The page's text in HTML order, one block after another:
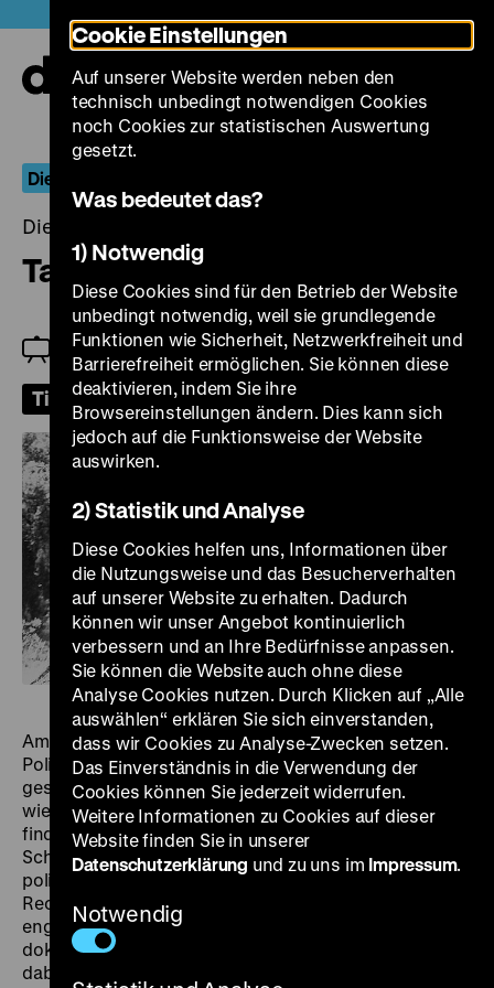
zum
Seiteninhalt
springen
Die Bilderwelten des Jonatan Briel
Dienstag, 08. September 2026, 19.00 Uhr
Tago Mago
Einführung: Patrick Holzapfel
Tickets
Am 31. Juli 1914 wird der sozialistische französische
Politiker Jean Jaurès von dem nationalistisch
gesinnten Attentäter Raoul Villain ermordet, der
wiederum 1936 auf Ibiza einen gewaltsamen Tod
findet. Gemeinsam mit seinem Redakteur Hajo
Schedlich sucht Jonatan Briel die Orte dieser
politischen Gewaltgeschichte auf, im Rahmen der
Recherche für einen Spielfilm, dessen Hauptrolle Briels
enger Freund Ronald Steckel spielen soll. In teils
dokumentarischen, teils experimentellen Bildern wird
dabei in einem offenen und reflexiven Prozess die
Cookie Einstellungen
Auf unserer Website werden neben den
technisch unbedingt notwendigen Cookies
noch Cookies zur statistischen Auswertung
gesetzt.
Was bedeutet das?
1) Notwendig
Diese Cookies sind für den Betrieb der Website
unbedingt notwendig, weil sie grundlegende
Funktionen wie Sicherheit, Netzwerkfreiheit und
Barrierefreiheit ermöglichen. Sie können diese
deaktivieren, indem Sie ihre
Browsereinstellungen ändern. Dies kann sich
jedoch auf die Funktionsweise der Website
auswirken.
2) Statistik und Analyse
Diese Cookies helfen uns, Informationen über
die Nutzungsweise und das Besucherverhalten
auf unserer Website zu erhalten. Dadurch
können wir unser Angebot kontinuierlich
verbessern und an Ihre Bedürfnisse anpassen.
Sie können die Website auch ohne diese
Analyse Cookies nutzen. Durch Klicken auf „Alle
auswählen“ erklären Sie sich einverstanden,
dass wir Cookies zu Analyse-Zwecken setzen.
Das Einverständnis in die Verwendung der
Cookies können Sie jederzeit widerrufen.
Weitere Informationen zu Cookies auf dieser
Website finden Sie in unserer
Datenschutzerklärung und zu uns im Impressum.
Notwendig